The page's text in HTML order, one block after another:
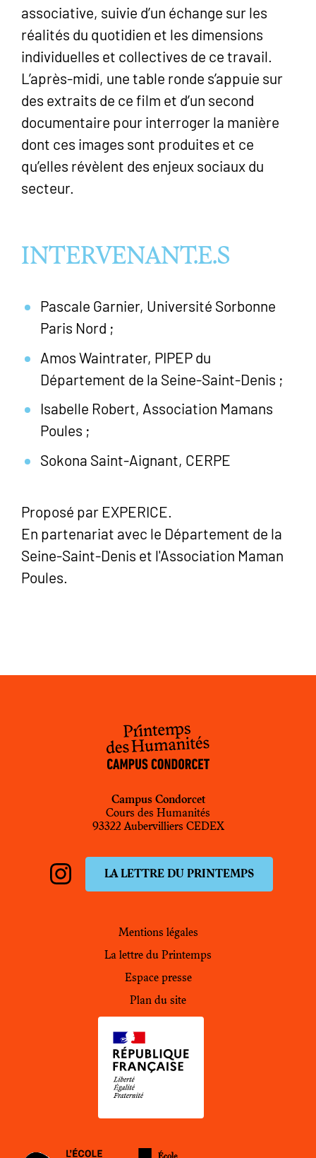
associative, suivie d’un échange sur les
réalités du quotidien et les dimensions
individuelles et collectives de ce travail.
L’après-midi, une table ronde s’appuie sur
des extraits de ce film et d’un second
documentaire pour interroger la manière
dont ces images sont produites et ce
qu’elles révèlent des enjeux sociaux du
secteur.
INTERVENANT.E.S
Pascale Garnier, Université Sorbonne
Paris Nord ;
Amos Waintrater, PIPEP du
Département de la Seine-Saint-Denis ;
Isabelle Robert, Association Mamans
Poules ;
Sokona Saint-Aignant, CERPE
Proposé par EXPERICE.
En partenariat avec le Département de la
Seine-Saint-Denis et l'Association Maman
Poules.
Campus Condorcet
Cours des Humanités
93322 Aubervilliers CEDEX
Instagram
LA LETTRE DU PRINTEMPS
Mentions légales
La lettre du Printemps
Espace presse
Plan du site